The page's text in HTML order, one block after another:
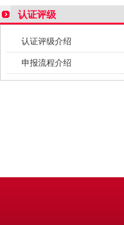
认证评级
认证评级介绍
申报流程介绍